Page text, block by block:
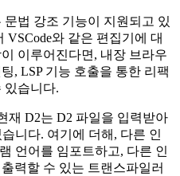
법 강조 기능이 지원되고 있
VSCode와 같은 편집기에 대
이루어진다면, 내장 브라우
, LSP 기능 호출을 통한 리팩
있습니다.
재 D2는 D2 파일을 입력받아
니다. 여기에 더해, 다른 인
언어를 임포트하고, 다른 인
력할 수 있는 트랜스파일러